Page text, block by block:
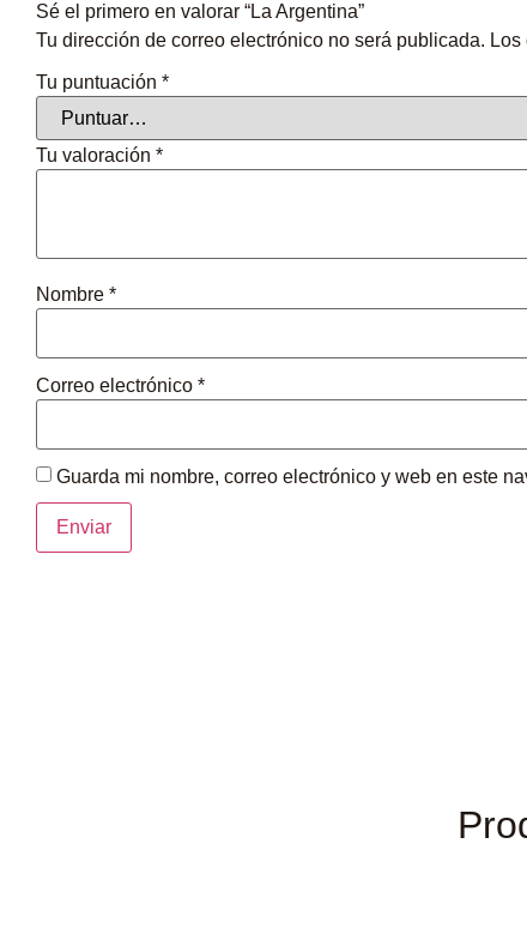
Sé el primero en valorar “La Argentina”
Tu dirección de correo electrónico no será publicada.
Tu puntuación *
Tu valoración *
Nombre *
Correo electrónico *
Guarda mi nombre, correo electrónico y web en este